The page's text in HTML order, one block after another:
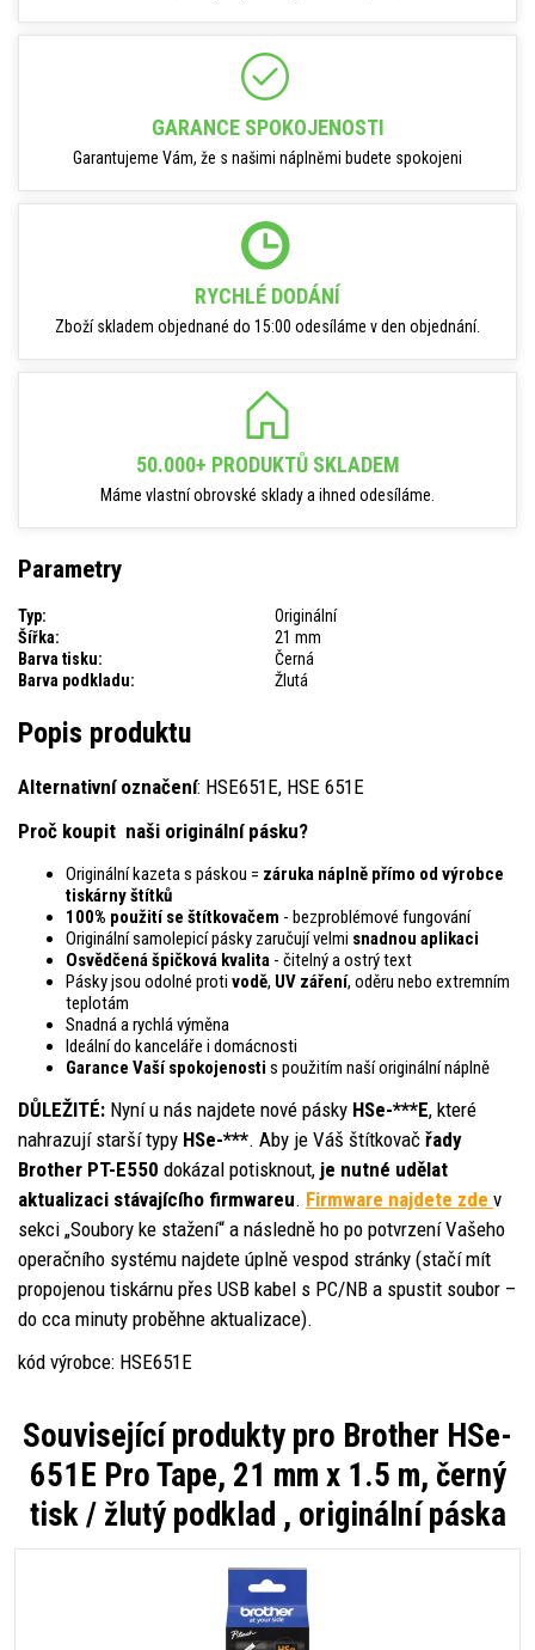
GARANCE SPOKOJENOSTI
Garantujeme Vám, že s našimi náplněmi budete spokojeni
RYCHLÉ DODÁNÍ
Zboží skladem objednané do 15:00 odesíláme v den objednání.
50.000+ PRODUKTŮ SKLADEM
Máme vlastní obrovské sklady a ihned odesíláme.
Parametry
Typ:
Originální
Šířka:
21 mm
Barva tisku:
Černá
Barva podkladu:
Žlutá
Popis produktu
Alternativní označení: HSE651E, HSE 651E
Proč koupit naši originální pásku?
Originální kazeta s páskou = záruka náplně přímo od výrobce
tiskárny štítků
100% použití se štítkovačem - bezproblémové fungování
Originální samolepicí pásky zaručují velmi snadnou aplikaci
Osvědčená špičková kvalita - čitelný a ostrý text
Pásky jsou odolné proti vodě, UV záření, oděru nebo extremním
teplotám
Snadná a rychlá výměna
Ideální do kanceláře i domácnosti
Garance Vaší spokojenosti s použitím naší originální náplně
DŮLEŽITÉ: Nyní u nás najdete nové pásky HSe-***E, které
nahrazují starší typy HSe-***. Aby je Váš štítkovač řady
Brother PT-E550 dokázal potisknout, je nutné udělat
aktualizaci stávajícího firmwareu. Firmware najdete zde v
sekci „Soubory ke stažení“ a následně ho po potvrzení Vašeho
operačního systému najdete úplně vespod stránky (stačí mít
propojenou tiskárnu přes USB kabel s PC/NB a spustit soubor –
do cca minuty proběhne aktualizace).
kód výrobce: HSE651E
Související produkty pro Brother HSe-
651E Pro Tape, 21 mm x 1.5 m, černý
tisk / žlutý podklad , originální páska